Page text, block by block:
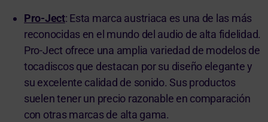
Pro-Ject: Esta marca austriaca es una de las más
reconocidas en el mundo del audio de alta fidelidad.
Pro-Ject ofrece una amplia variedad de modelos de
tocadiscos que destacan por su diseño elegante y
su excelente calidad de sonido. Sus productos
suelen tener un precio razonable en comparación
con otras marcas de alta gama.